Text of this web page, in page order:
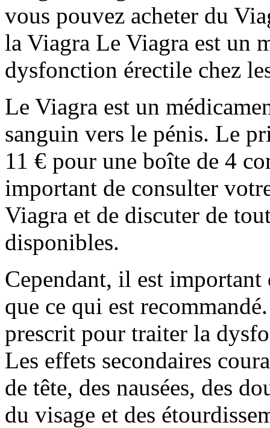
vous pouvez acheter du
la Viagra Le Viagra est un
dysfonction érectile chez
Le Viagra est un
sanguin vers le pénis. Le
11 € pour une boîte de 4
important de consulter
Viagra et de discuter de
disponibles.
Cependant, il est important
que ce qui est
prescrit pour traiter la
Les effets secondaires
de tête, des nausées, des
du visage et des